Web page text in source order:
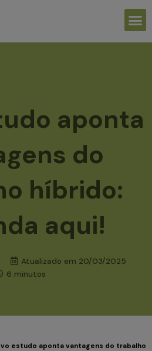
aponta
do
híbrido:
aqui!
Atualizado em 20/03/2025
6 minutos
estudo aponta vantagens do trabalho